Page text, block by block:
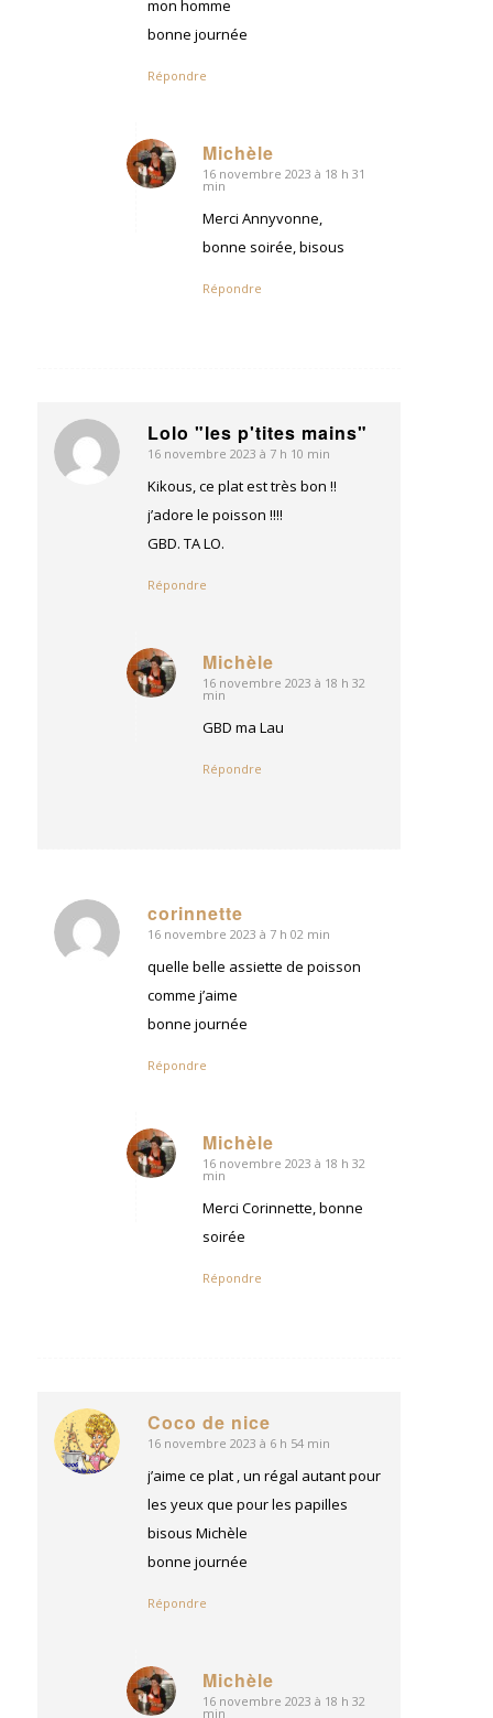
mon homme
bonne journée
Répondre
Michèle
dit
16 novembre 2023 à 18 h 31
min
Merci Annyvonne,
bonne soirée, bisous
Répondre
Lolo "les p'tites mains"
dit
:
16 novembre 2023 à 7 h 10 min
Kikous, ce plat est très bon !!
j’adore le poisson !!!!
GBD. TA LO.
Répondre
Michèle
dit
16 novembre 2023 à 18 h 32
min
GBD ma Lau
Répondre
corinnette
dit
:
16 novembre 2023 à 7 h 02 min
quelle belle assiette de poisson
comme j’aime
bonne journée
Répondre
Michèle
dit
16 novembre 2023 à 18 h 32
min
Merci Corinnette, bonne
soirée
Répondre
Coco de nice
dit
:
16 novembre 2023 à 6 h 54 min
j’aime ce plat , un régal autant pour
les yeux que pour les papilles
bisous Michèle
bonne journée
Répondre
Michèle
dit
16 novembre 2023 à 18 h 32
min